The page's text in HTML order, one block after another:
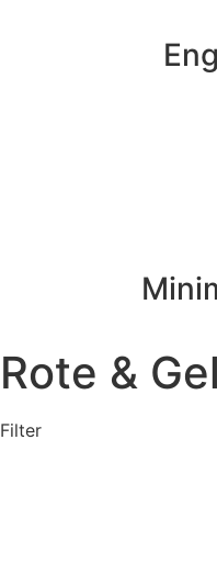
Rote &
Filter